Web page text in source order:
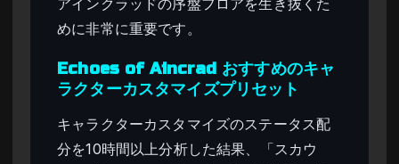
アインクラッドの序盤フロアを生き抜くた
めに非常に重要です。
Echoes of Aincrad おすすめのキャ
ラクターカスタマイズプリセット
キャラクターカスタマイズのステータス配
分を10時間以上分析した結果、「スカウ